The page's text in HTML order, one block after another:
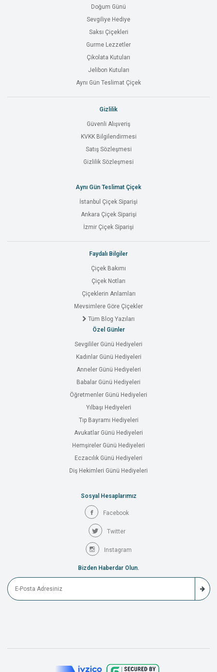
Doğum Günü
Sevgiliye Hediye
Saksı Çiçekleri
Gurme Lezzetler
Çikolata Kutuları
Jelibon Kutuları
Aynı Gün Teslimat Çiçek
Gizlilik
Güvenli Alışveriş
KVKK Bilgilendirmesi
Satış Sözleşmesi
Gizlilik Sözleşmesi
Aynı Gün Teslimat Çiçek
İstanbul Çiçek Siparişi
Ankara Çiçek Siparişi
İzmir Çiçek Siparişi
Faydalı Bilgiler
Çiçek Bakımı
Çiçek Notları
Çiçeklerin Anlamları
Mevsimlere Göre Çiçekler
Tüm Blog Yazıları
Özel Günler
Sevgililer Günü Hediyeleri
Kadınlar Günü Hediyeleri
Anneler Günü Hediyeleri
Babalar Günü Hediyeleri
Öğretmenler Günü Hediyeleri
Yılbaşı Hediyeleri
Tıp Bayramı Hediyeleri
Avukatlar Günü Hediyeleri
Hemşireler Günü Hediyeleri
Eczacılık Günü Hediyeleri
Diş Hekimleri Günü Hediyeleri
Sosyal Hesaplarımız
Facebook
Twitter
Instagram
Bizden Haberdar Olun.